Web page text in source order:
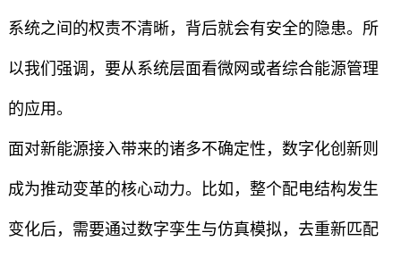
系统之间的权责不清晰，背后就会有安全的隐患。所
以我们强调，要从系统层面看微网或者综合能源管理
的应用。
面对新能源接入带来的诸多不确定性，数字化创新则
成为推动变革的核心动力。比如，整个配电结构发生
变化后，需要通过数字孪生与仿真模拟，去重新匹配